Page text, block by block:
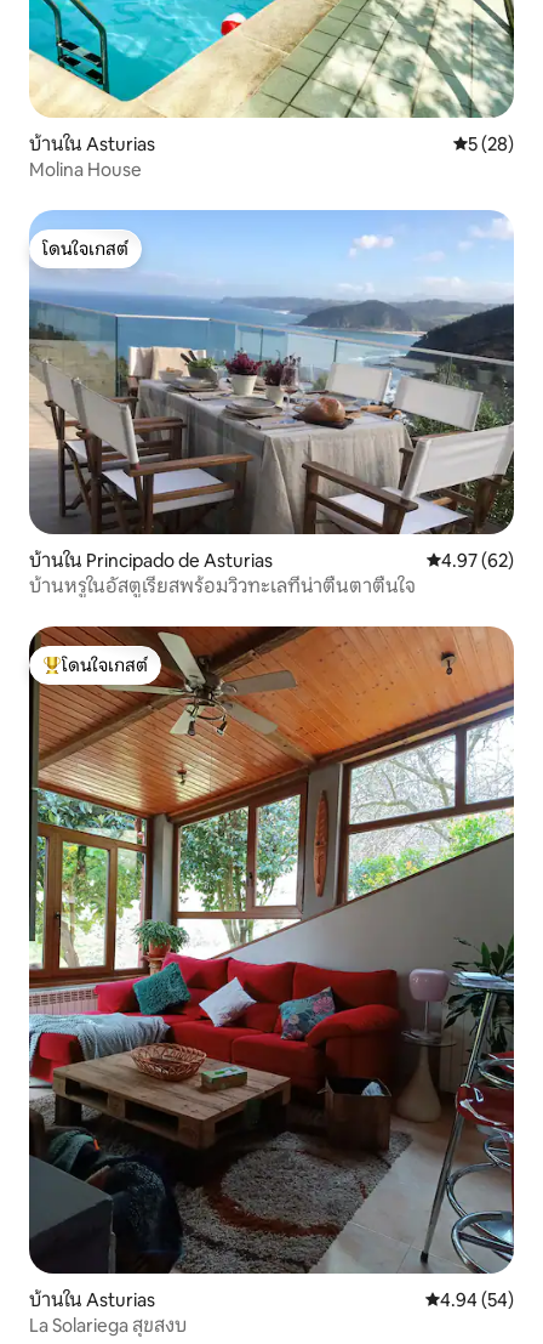
บ้านใน Asturias คะแนนเฉลี่
5 (28)
Molina House
โดนใจเกสต์
โดนใจเกสต์
บ้านใน Principado de Asturias คะแนนเฉลี่ย
4.97 (62)
บ้านหรูในอัสตูเรียสพร้อมวิวทะเลที่น่าตื่นตาตื่นใจ
โดนใจเกสต์ที่สุด
โดนใจเกสต์
บ้านใน Asturias คะแนนเฉลี่ย
4.94 (54)
La Solariega สุขสงบ